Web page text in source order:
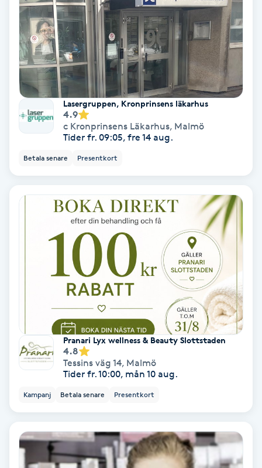
Nagelförlängning
Nagelförlängning akryl
Nagelförlängning gelé
Nagelförlängning glasfiber
Nagelförlängning silke
Nagelklippning
Naglar borttagning
Navelpiercing
Lasergruppen, Kronprinsens läkarhus
4.9
c Kronprinsens Läkarhus, Malmö
Tider fr. 09:05, fre 14 aug.
Betala senare Presentkort
Pranari Lyx wellness & Beauty Slottstaden
4.8
Tessins väg 14, Malmö
Tider fr. 10:00, mån 10 aug.
Kampanj Betala senare Presentkort